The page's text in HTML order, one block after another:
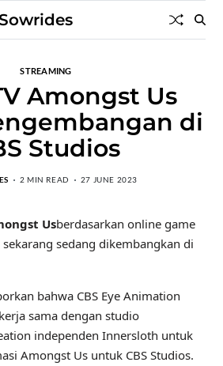
STREAMING
Amongst Us
di
Studios
2 MIN READ 27 JUNE 2023
Usberdasarkan online game
sedang dikembangkan di
bahwa CBS Eye Animation
sama dengan studio
independen Innersloth untuk
Amongst Us untuk CBS Studios.